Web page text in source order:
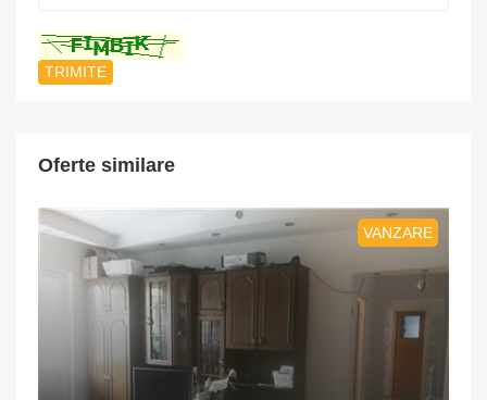
Oferte similare
VANZARE